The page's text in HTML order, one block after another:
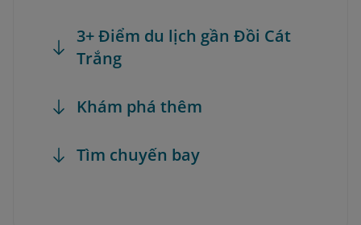
3+ Điểm du lịch gần Đồi Cát
Trắng
Khám phá thêm
Tìm chuyến bay